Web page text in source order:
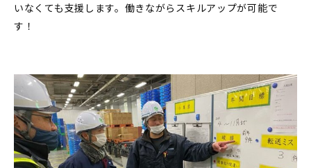
いなくても支援します。働きながらスキルアップが可能で
す！